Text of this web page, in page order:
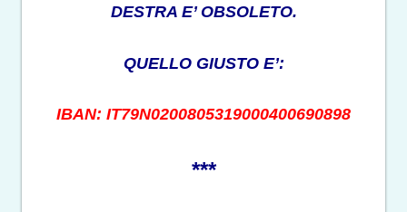
DESTRA E’ OBSOLETO.
QUELLO GIUSTO E’:
IBAN: IT79N0200805319000400690898
***